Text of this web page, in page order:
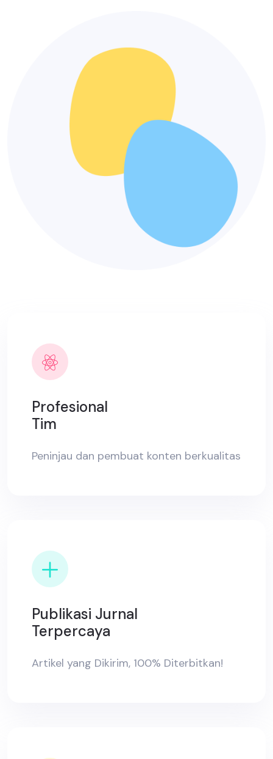
Profesional
Tim
Peninjau dan pembuat konten berkualitas
Publikasi Jurnal
Terpercaya
Artikel yang Dikirim, 100% Diterbitkan!